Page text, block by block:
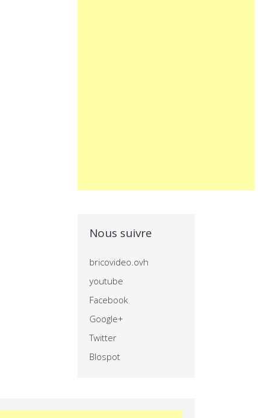
Nous suivre
bricovideo.ovh
youtube
Facebook
Google+
Twitter
Blospot